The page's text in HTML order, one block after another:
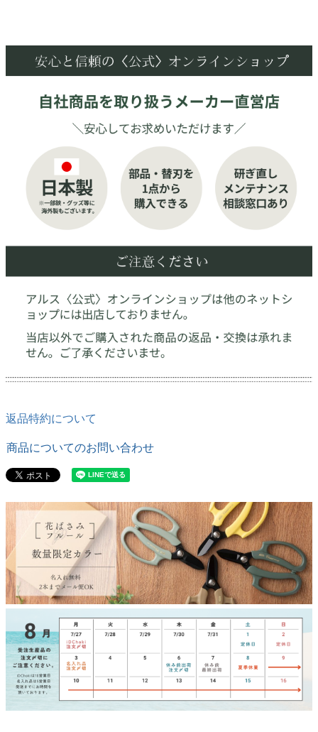
返品特約について
商品についてのお問い合わせ